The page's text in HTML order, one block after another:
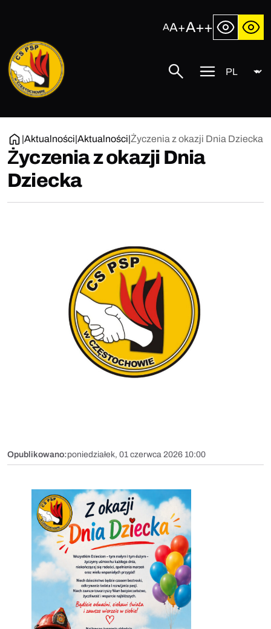
AA+A++
Centralna
Szkoła
Państwowej
Pożarnej
Częstochowie
SzukajPrzycisk
Język
|Aktualności|Aktualności|Życzenia z okazji Dnia Dziecka
Życzenia z okazji Dnia
Dziecka
Opublikowano:poniedziałek, 01 czerwca 2026 10:00